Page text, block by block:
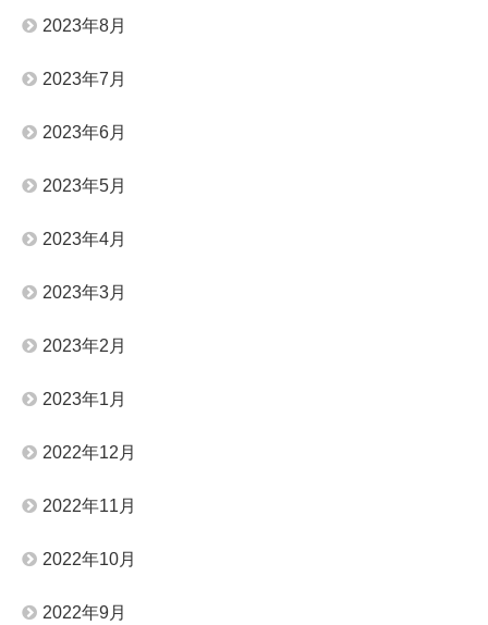
2023年8月
2023年7月
2023年6月
2023年5月
2023年4月
2023年3月
2023年2月
2023年1月
2022年12月
2022年11月
2022年10月
2022年9月